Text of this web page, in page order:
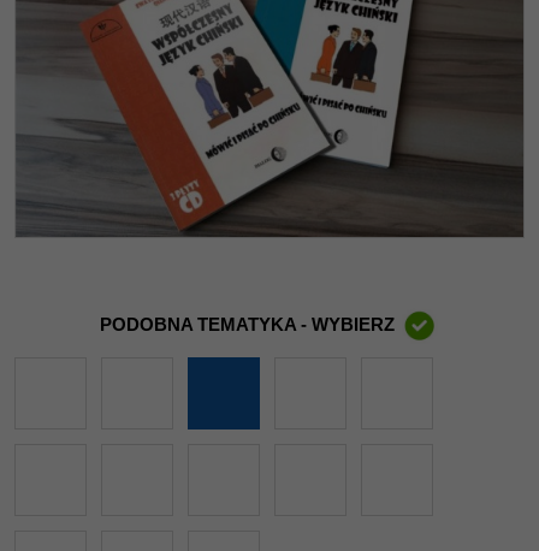
PODOBNA TEMATYKA - WYBIERZ